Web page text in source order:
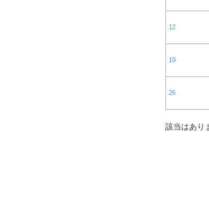
12
19
26
該当はあり